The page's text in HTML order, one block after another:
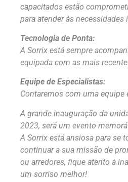
capacitados estão
para atender às
Tecnologia de Ponta:
A Sorrix está sempre
equipada com as mais
Equipe de Especialistas:
Contaremos com uma equipe
A grande inauguração da
2023, será um evento
A Sorrix está ansiosa para se
continuar a sua missão de
ou arredores, fique atento à
um sorriso melhor!